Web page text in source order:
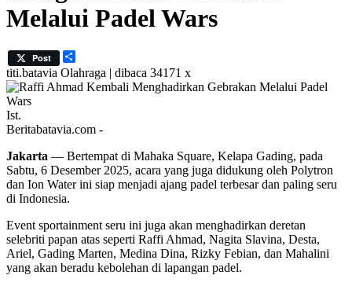
Melalui Padel Wars
Post
titi.batavia Olahraga | dibaca 34171 x
Ist.
Beritabatavia.com -
Jakarta — Bertempat di Mahaka Square, Kelapa Gading, pada
Sabtu, 6 Desember 2025, acara yang juga didukung oleh Polytron
dan Ion Water ini siap menjadi ajang padel terbesar dan paling seru
di Indonesia.
Event sportainment seru ini juga akan menghadirkan deretan
selebriti papan atas seperti Raffi Ahmad, Nagita Slavina, Desta,
Ariel, Gading Marten, Medina Dina, Rizky Febian, dan Mahalini
yang akan beradu kebolehan di lapangan padel.